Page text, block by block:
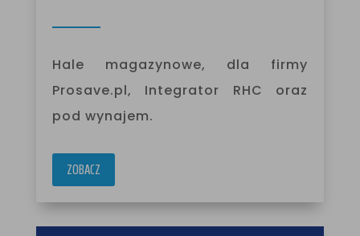
Hale magazynowe, dla firmy
Prosave.pl, Integrator RHC oraz
pod wynajem.
ZOBACZ